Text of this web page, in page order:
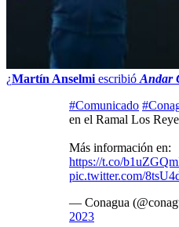
¿Martín Anselmi escribió Andar
#Comunicado
en el Ramal Los
Más información en:
https://t.co/
pic.twitter.com/
— Conagua
2023